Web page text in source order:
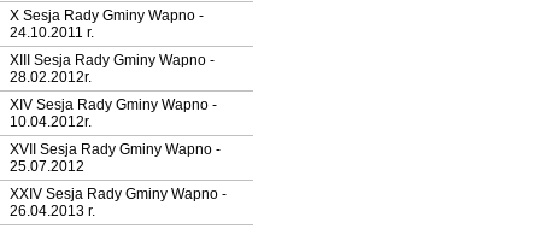
X Sesja Rady Gminy Wapno -
24.10.2011 r.
XIII Sesja Rady Gminy Wapno -
28.02.2012r.
XIV Sesja Rady Gminy Wapno -
10.04.2012r.
XVII Sesja Rady Gminy Wapno -
25.07.2012
XXIV Sesja Rady Gminy Wapno -
26.04.2013 r.